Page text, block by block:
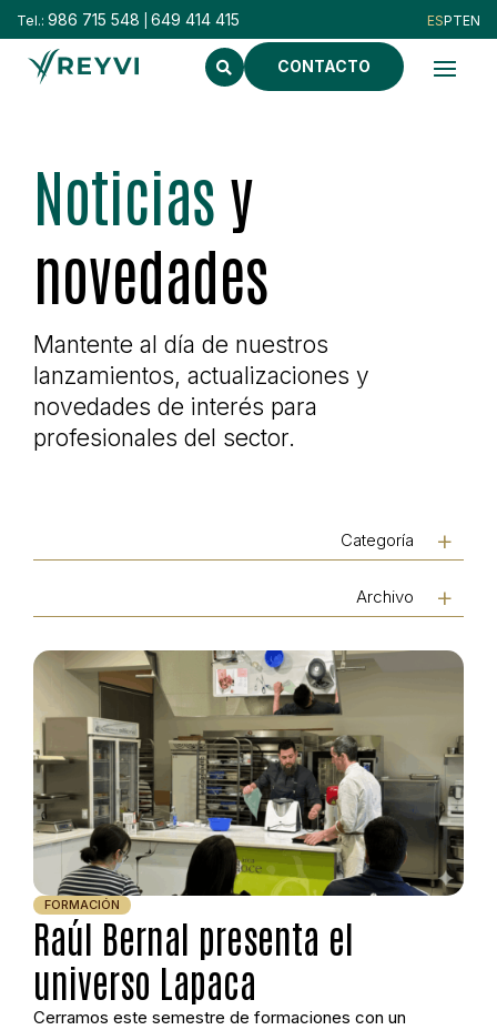
Tel.: 986 715 548 649 414 415
CONTACTO
Noticias y
novedades
Mantente al día de nuestros
lanzamientos, actualizaciones y
novedades de interés para
profesionales del sector.
Categoría
Archivo
Raúl Bernal presenta el
universo Lapaca
FORMACIÓN
Cerramos este semestre de formaciones con un